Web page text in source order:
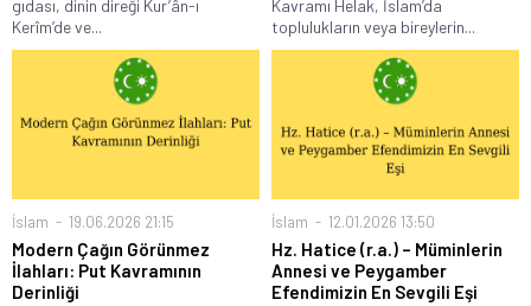
gıdası, dinin direği Kur’ân-ı
Kerîm’de ve...
Kavramı Helak, İslam’da
toplulukların veya bireylerin...
İslam 19.06.2026 21:15
Modern Çağın Görünmez
İlahları: Put Kavramının
Derinliği
İslam 12.01.2026 13:50
Hz. Hatice (r.a.) – Müminlerin
Annesi ve Peygamber
Efendimizin En Sevgili Eşi